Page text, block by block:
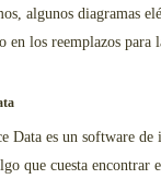
algunos diagramas
en los reemplazos para
Data es un software
que cuesta